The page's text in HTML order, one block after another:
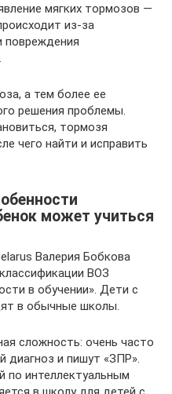
мягких тормозов —
из-за
повреждения
а тем более ее
решения проблемы.
тормозя
чего найти и исправить
может учиться
Валерия Бобкова
ВОЗ
в обучении». Дети с
в обычные школы.
сложность: очень часто
диагноз и пишут «ЗПР».
по интеллектуальным